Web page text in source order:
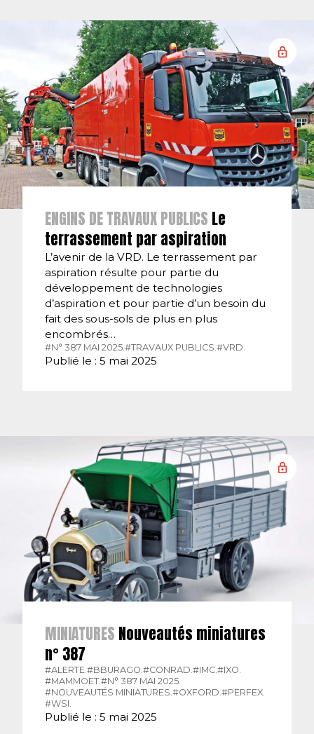
ENGINS DE TRAVAUX PUBLICS Le
terrassement par aspiration
L’avenir de la VRD. Le terrassement par
aspiration résulte pour partie du
développement de technologies
d’aspiration et pour partie d’un besoin du
fait des sous-sols de plus en plus
encombrés…
#N° 387 MAI 2025. #TRAVAUX PUBLICS. #VRD.
Publié le : 5 mai 2025
MINIATURES Nouveautés miniatures
n° 387
#ALERTE.#BBURAGO.#CONRAD.#IMC.#IXO.
#MAMMOET.#N° 387 MAI 2025.
#NOUVEAUTÉS MINIATURES.#OXFORD.#PERFEX.
#WSI.
Publié le : 5 mai 2025